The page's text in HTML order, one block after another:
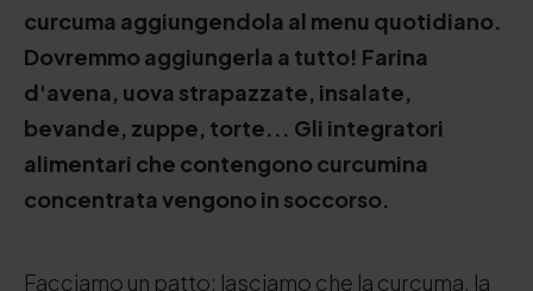
curcuma aggiungendola al menu quotidiano.
Dovremmo aggiungerla a tutto! Farina
d'avena, uova strapazzate, insalate,
bevande, zuppe, torte... Gli integratori
alimentari che contengono curcumina
concentrata vengono in soccorso.
Facciamo un patto: lasciamo che la curcuma, la